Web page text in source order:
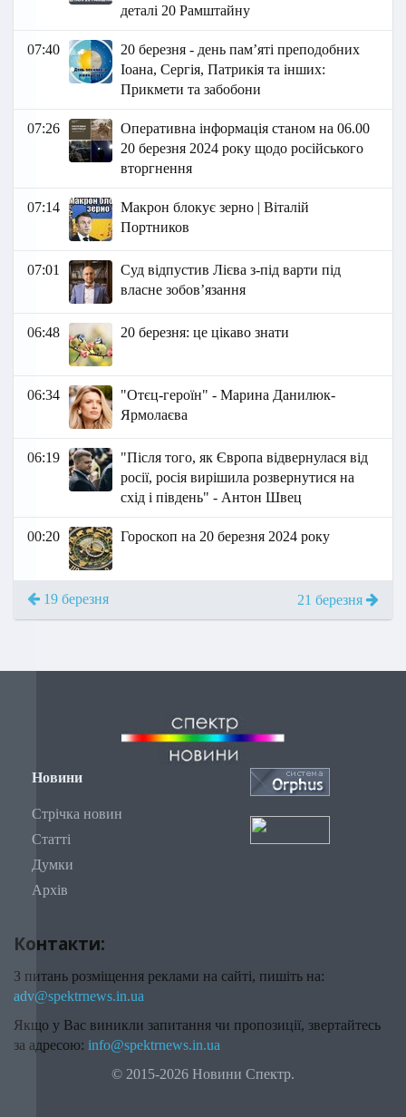
деталі 20 Рамштайну
07:40
20 березня - день пам’яті преподобних
Іоана, Сергія, Патрикія та інших:
Прикмети та забобони
07:26
Оперативна інформація станом на 06.00
20 березня 2024 року щодо російського
вторгнення
07:14
Макрон блокує зерно | Віталій
Портников
07:01
Суд відпустив Лієва з-під варти під
власне зобов’язання
06:48 20 березня: це цікаво знати
06:34
"Отєц-героїн" - Марина Данилюк-
Ярмолаєва
06:19
"Після того, як Європа відвернулася від
росії, росія вирішила розвернутися на
схід і південь" - Антон Швец
00:20 Гороскоп на 20 березня 2024 року
19 березня 21 березня
Новини
Стрічка новин
Статті
Думки
Архів
Контакти:
З питань розміщення реклами на сайті, пишіть на:
adv@spektrnews.in.ua
Якщо у Вас виникли запитання чи пропозиції, звертайтесь
за адресою: info@spektrnews.in.ua
© 2015-2026 Новини Спектр.